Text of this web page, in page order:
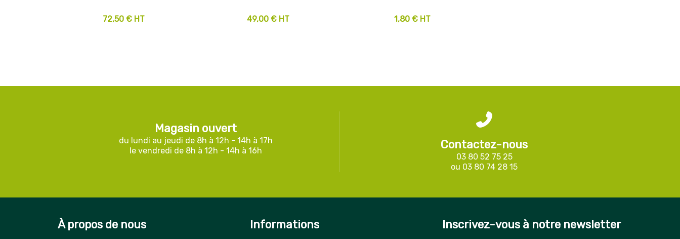
72,50 € HT 49,00 € HT 1,80 € HT
Magasin ouvert
du lundi au jeudi de 8h à 12h - 14h à 17h
le vendredi de 8h à 12h - 14h à 16h
Contactez-nous
03 80 52 75 25
ou 03 80 74 28 15
À propos de nous Informations Inscrivez-vous à notre newsletter